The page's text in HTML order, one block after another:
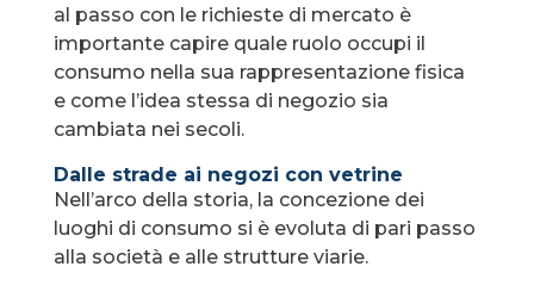
al passo con le richieste di mercato è
importante capire quale ruolo occupi il
consumo nella sua rappresentazione fisica
e come l’idea stessa di negozio sia
cambiata nei secoli.
Dalle strade ai negozi con vetrine
Nell’arco della storia, la concezione dei
luoghi di consumo si è evoluta di pari passo
alla società e alle strutture viarie.